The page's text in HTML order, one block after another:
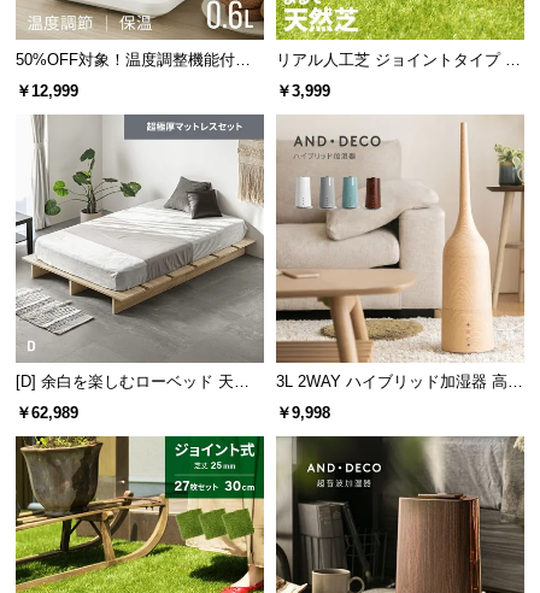
50%OFF対象！温度調整機能付き
電気ケトル
￥12,999
リアル人工芝 ジョイントタイプ 30
cm 9枚 芝丈25mm
￥3,999
[D] 余白を楽しむローベッド 天然
木調 ステージベッド 超極厚マット
￥62,989
3L 2WAY ハイブリッド加湿器 高さ
調整可能
￥9,998